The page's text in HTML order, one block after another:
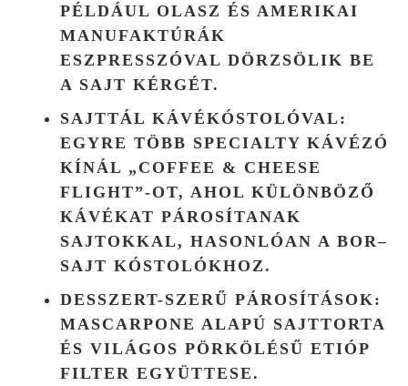
PÉLDÁUL OLASZ ÉS AMERIKAI
MANUFAKTÚRÁK
ESZPRESSZÓVAL DÖRZSÖLIK BE
A SAJT KÉRGÉT.
SAJTTÁL KÁVÉKÓSTOLÓVAL:
EGYRE TÖBB SPECIALTY KÁVÉZÓ
KÍNÁL „COFFEE & CHEESE
FLIGHT”-OT, AHOL KÜLÖNBÖZŐ
KÁVÉKAT PÁROSÍTANAK
SAJTOKKAL, HASONLÓAN A BOR–
SAJT KÓSTOLÓKHOZ.
DESSZERT-SZERŰ PÁROSÍTÁSOK :
MASCARPONE ALAPÚ SAJTTORTA
ÉS VILÁGOS PÖRKÖLÉSŰ ETIÓP
FILTER EGYÜTTESE.